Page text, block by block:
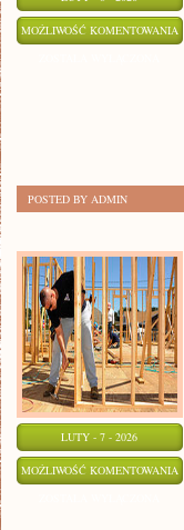
MOŻLIWOŚĆ KOMENTOWANIA
POSTED BY ADMIN
LUTY - 7 - 2026
MOŻLIWOŚĆ KOMENTOWANIA